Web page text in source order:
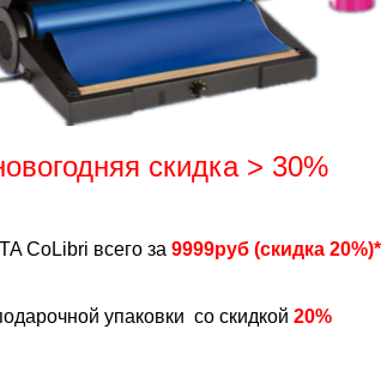
скидка > 30%
CoLibri всего за 9999руб (скидка 20%)*
упаковки со скидкой 20%